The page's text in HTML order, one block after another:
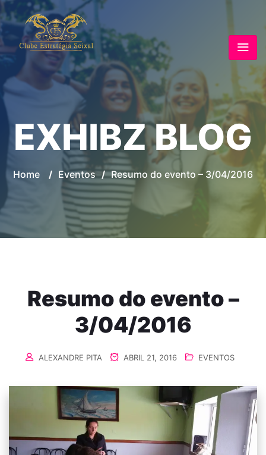
EXHIBZ BLOG
Home / Eventos / Resumo do evento – 3/04/2016
Resumo do evento –
3/04/2016
ALEXANDRE PITA ABRIL 21, 2016 EVENTOS